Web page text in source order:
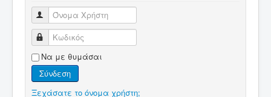
Όνομα Χρήστη
Κωδικός
Να με θυμάσαι
Σύνδεση
Ξεχάσατε το όνομα χρήστη;